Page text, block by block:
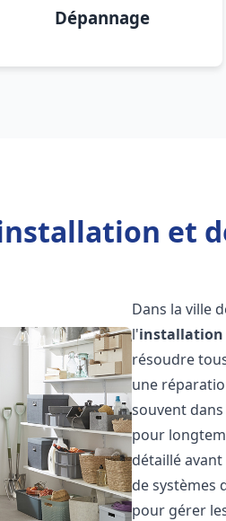
Dépannage
et
Dans la ville
l'installation
résoudre
une
souvent
pour
détaillé
de systèmes
pour gérer